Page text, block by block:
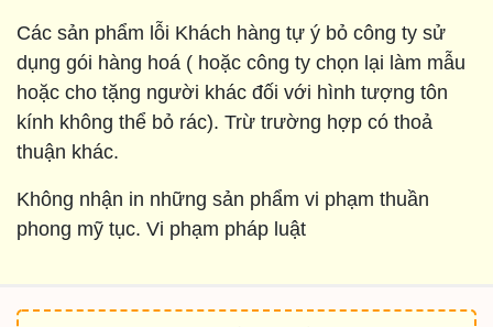
Các sản phẩm lỗi Khách hàng tự ý bỏ công ty sử
dụng gói hàng hoá ( hoặc công ty chọn lại làm mẫu
hoặc cho tặng người khác đối với hình tượng tôn
kính không thể bỏ rác). Trừ trường hợp có thoả
thuận khác.
Không nhận in những sản phẩm vi phạm thuần
phong mỹ tục. Vi phạm pháp luật